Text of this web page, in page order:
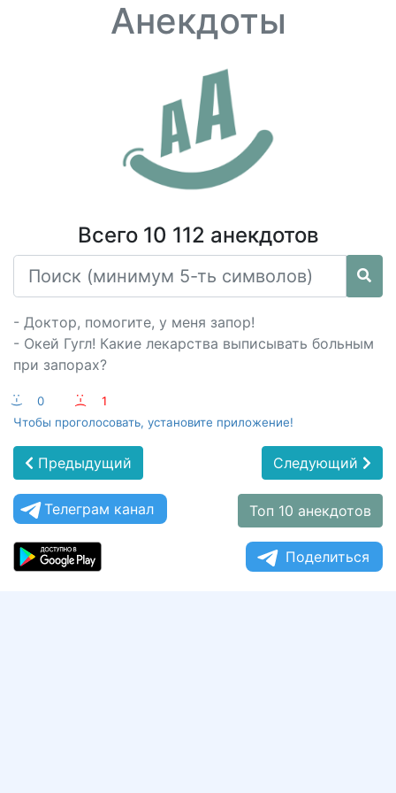
Анекдоты
Всего 10 112 анекдотов
- Доктор, помогите, у меня запор!
- Окей Гугл! Какие лекарства выписывать больным
при запорах?
:-) 0 :-(
1
Чтобы проголосовать, установите приложение!
Предыдущий Следующий
Телеграм канал Топ 10 анекдотов
Поделиться